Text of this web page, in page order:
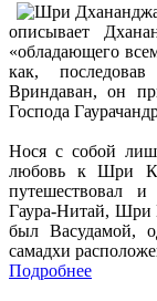
описывает
«обладающего
как,
Вриндаван, он
Господа
Нося с собой
любовь к Шри
путешествовал
Гаура-Нитай, Шри
был Васудамой,
самадхи
Подробнее